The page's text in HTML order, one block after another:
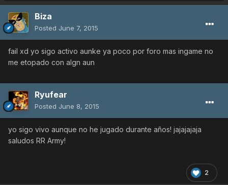
Biza
Posted June 7, 2015
fail xd yo sigo activo aunke ya poco por foro mas ingame no
me etopado con algn aun
Ryufear
Posted June 8, 2015
yo sigo vivo aunque no he jugado durante años! jajajajaja
saludos RR Army!
2